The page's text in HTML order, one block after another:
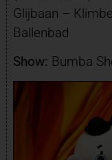
Glijbaan –
Ballenbad
Show: Bumba